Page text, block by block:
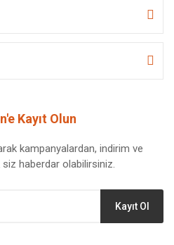
Kayıt Olun
kampanyalardan, indirim ve
haberdar olabilirsiniz.
Kayıt Ol